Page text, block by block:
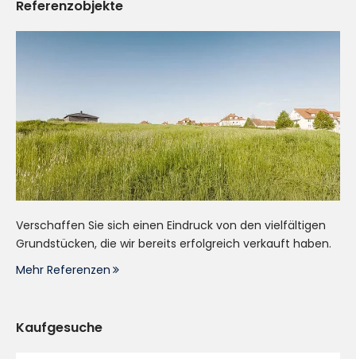
Referenzobjekte
Verschaffen Sie sich einen Eindruck von den vielfältigen
Grundstücken, die wir bereits erfolgreich verkauft haben.
Mehr Referenzen
Kaufgesuche